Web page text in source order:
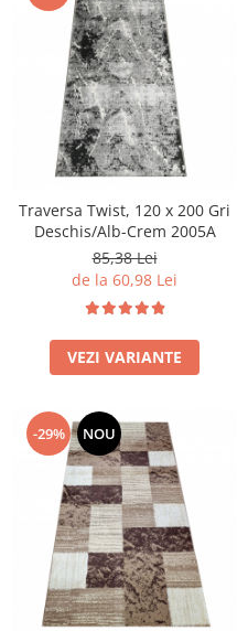
Traversa Twist, 120 x 200 Gri
Deschis/Alb-Crem 2005A
85,38 Lei
de la 60,98 Lei
VEZI VARIANTE
-29% NOU